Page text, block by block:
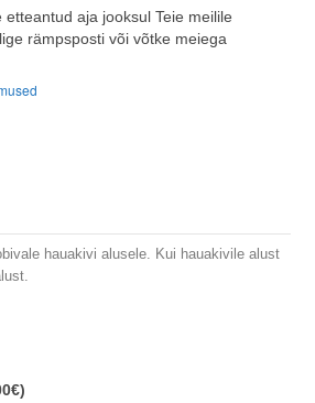
aja jooksul Teie meilile
rämpsposti või võtke meiega
hauakivi alusele. Kui hauakivile alust